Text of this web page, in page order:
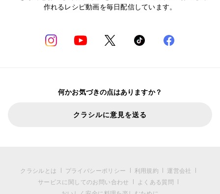
作れるレシピ動画を毎日配信しています。
何かお気づきの点はありますか？
クラシルに意見を送る
クラシルとは プライバシーポリシー 利用規約
運営会社
サービスに関してのお問い合わせ
よくある質問